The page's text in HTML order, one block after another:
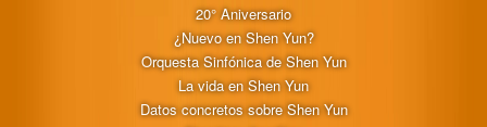
20° Aniversario
¿Nuevo en Shen Yun?
Orquesta Sinfónica de Shen Yun
La vida en Shen Yun
Datos concretos sobre Shen Yun